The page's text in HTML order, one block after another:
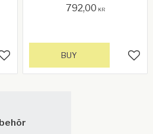
Add to favorites
(11mmx45mm), 50st art.nr 443
792,00 KR
BUY